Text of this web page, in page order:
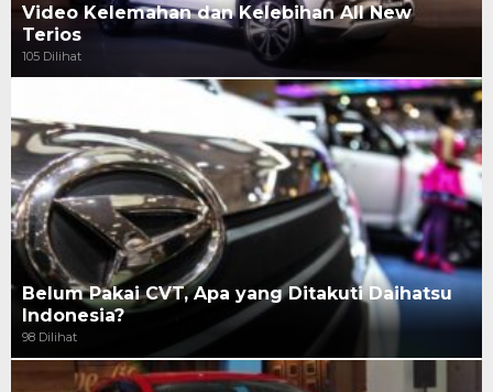
Video Kelemahan dan Kelebihan All New
Terios
105 Dilihat
Belum Pakai CVT, Apa yang Ditakuti Daihatsu
Indonesia?
98 Dilihat